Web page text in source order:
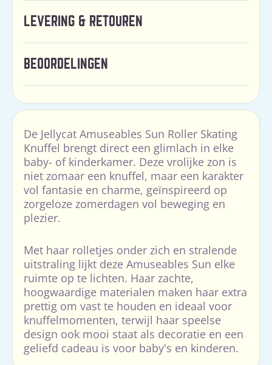
LEVERING & RETOUREN
BEOORDELINGEN
De Jellycat Amuseables Sun Roller Skating
Knuffel brengt direct een glimlach in elke
baby- of kinderkamer. Deze vrolijke zon is
niet zomaar een knuffel, maar een karakter
vol fantasie en charme, geïnspireerd op
zorgeloze zomerdagen vol beweging en
plezier.
Met haar rolletjes onder zich en stralende
uitstraling lijkt deze Amuseables Sun elke
ruimte op te lichten. Haar zachte,
hoogwaardige materialen maken haar extra
prettig om vast te houden en ideaal voor
knuffelmomenten, terwijl haar speelse
design ook mooi staat als decoratie en een
geliefd cadeau is voor baby's en kinderen.